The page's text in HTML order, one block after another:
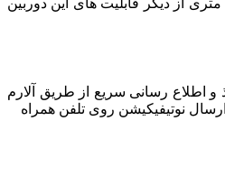
دوگانه (Dual Light) با برد 150 متری از دیگر قابلیت های این دوربین
و اطلاع رسانی سریع از طریق آلارم
نوتیفیکیشن روی تلفن همراه